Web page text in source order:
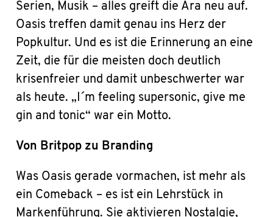
Serien, Musik – alles greift die Ära neu auf.
Oasis treffen damit genau ins Herz der
Popkultur. Und es ist die Erinnerung an eine
Zeit, die für die meisten doch deutlich
krisenfreier und damit unbeschwerter war
als heute. „I´m feeling supersonic, give me
gin and tonic“ war ein Motto.
Von Britpop zu Branding
Was Oasis gerade vormachen, ist mehr als
ein Comeback – es ist ein Lehrstück in
Markenführung. Sie aktivieren Nostalgie,